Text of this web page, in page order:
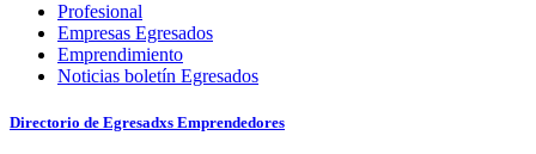
Profesional
Empresas Egresados
Emprendimiento
Noticias boletín Egresados
Directorio de Egresadxs Emprendedores